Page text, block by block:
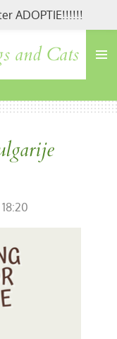
and Cats
ADOPTIE!!!!!!